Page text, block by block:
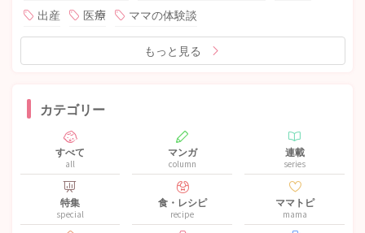
出産
医療 ママの体験談
もっと見る
カテゴリー
すべて
all
マンガ
column
連載
series
特集
special
食・レシピ
recipe
ママトピ
mama